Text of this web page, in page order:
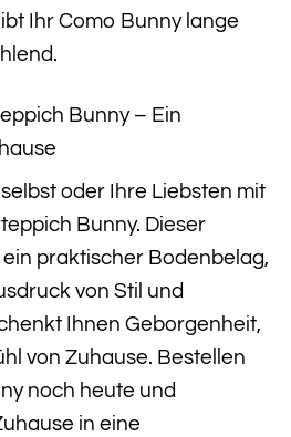
Ihr Como Bunny lange
Bunny – Ein
oder Ihre Liebsten mit
Bunny. Dieser
praktischer Bodenbelag,
von Stil und
Ihnen Geborgenheit,
von Zuhause. Bestellen
noch heute und
in eine